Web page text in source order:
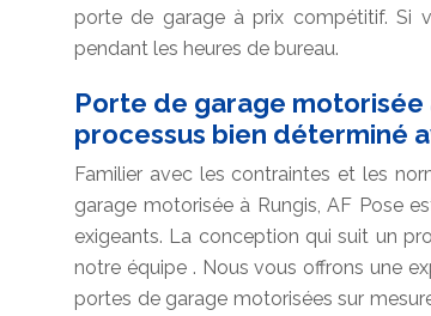
porte de garage à prix compétitif. Si
pendant les heures de bureau.
Porte de garage motorisée
processus bien déterminé
Familier avec les contraintes et les
garage motorisée à Rungis, AF Pose
exigeants. La conception qui suit un
notre équipe . Nous vous offrons une
portes de garage motorisées sur